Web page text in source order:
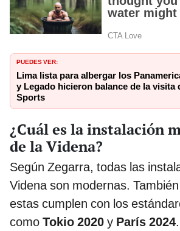
PUEDES VER:
Lima lista para albergar los
y Legado hicieron balance de la visita
Sports
¿Cuál es la instalación
de la Videna?
Según Zegarra, todas las
Videna son modernas.
estas cumplen con los
como Tokio 2020 y París 2024.